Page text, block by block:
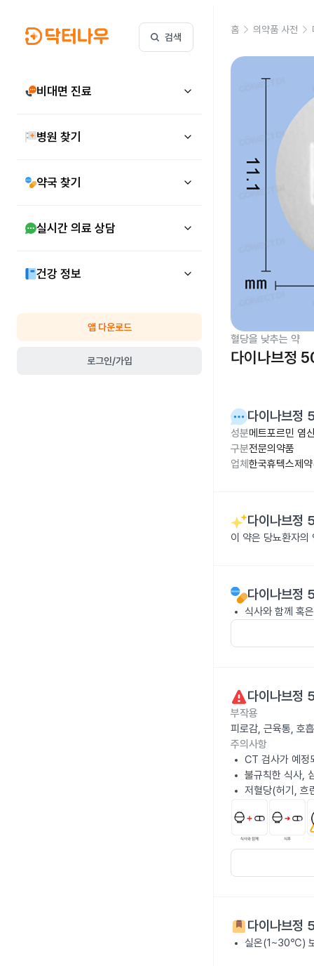
검색
비대면 진료
병원 찾기
약국 찾기
실시간 의료 상담
건강 정보
앱 다운로드
로그인/가입
홈 의약품 사전
혈당을 낮추는 약
다이나브정
다이나브
성분메트포르민 염
구분전문의약품
업체 한국휴텍스제
다이나브
이 약은 당뇨환자의
다이나브
식사와 함께 혹
다이나브
부작용
피로감, 근육통, 호
주의사항
CT 검사가 예정
불규칙한 식사,
저혈당(허기, 흐
다이나브
실온(1~30℃)